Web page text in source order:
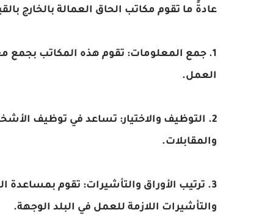
عادةً ما تقوم مكاتب الحاق العمالة بالخارج
1. جمع المعلومات: تقوم هذه المكاتب بجمع
العمل.
2. التوظيف والاختيار: تساعد في توظيف
والمقابلات.
3. ترتيب الأوراق والتأشيرات: تقوم بمساعدة
والتأشيرات اللازمة للعمل في البلد الوجهة.